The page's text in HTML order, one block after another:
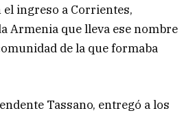
el ingreso a Corrientes,
Armenia que lleva ese nombre
de la que formaba
Tassano, entregó a los